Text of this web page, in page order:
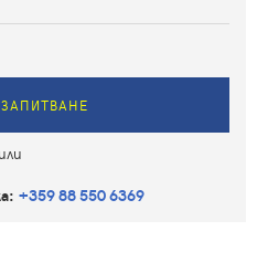
или
+359 88 550 6369